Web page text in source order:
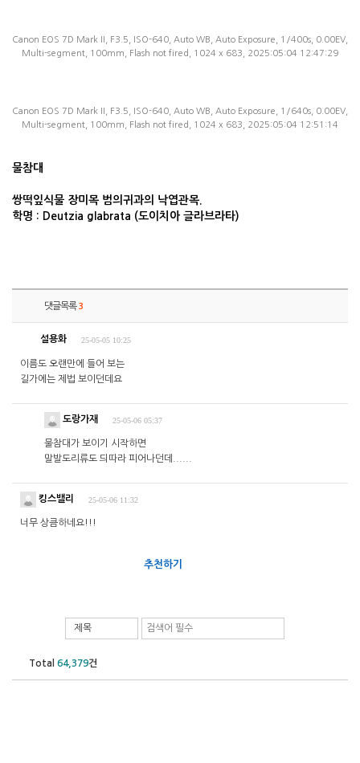
Canon EOS 7D Mark II, F3.5, ISO-640, Auto WB, Auto Exposure, 1/400s, 0.00EV,
Multi-segment, 100mm, Flash not fired, 1024 x 683, 2025:05:04 12:47:29
Canon EOS 7D Mark II, F3.5, ISO-640, Auto WB, Auto Exposure, 1/640s, 0.00EV,
Multi-segment, 100mm, Flash not fired, 1024 x 683, 2025:05:04 12:51:14
물참대
쌍떡잎식물 장미목 범의귀과의 낙엽관목.
학명 : Deutzia glabrata (도이치아 글라브라타)
댓글목록3
설용화 25-05-05 10:25
이름도 오랜만에 들어 보는
길가에는 제법 보이던데요
도랑가재 25-05-06 05:37
물참대가 보이기 시작하면
말발도리류도 듸따라 피어나던데......
킹스밸리 25-05-06 11:32
너무 상큼하네요!!!
추천하기
제목
Total 64,379건